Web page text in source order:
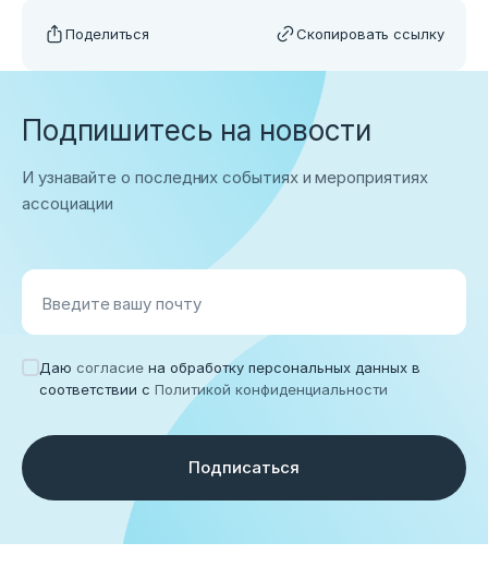
Поделиться Скопировать ссылку
Подпишитесь на новости
И узнавайте о последних событиях и мероприятиях
ассоциации
Введите вашу почту
Даю согласие на обработку персональных данных в
соответствии с Политикой конфиденциальности
Подписаться